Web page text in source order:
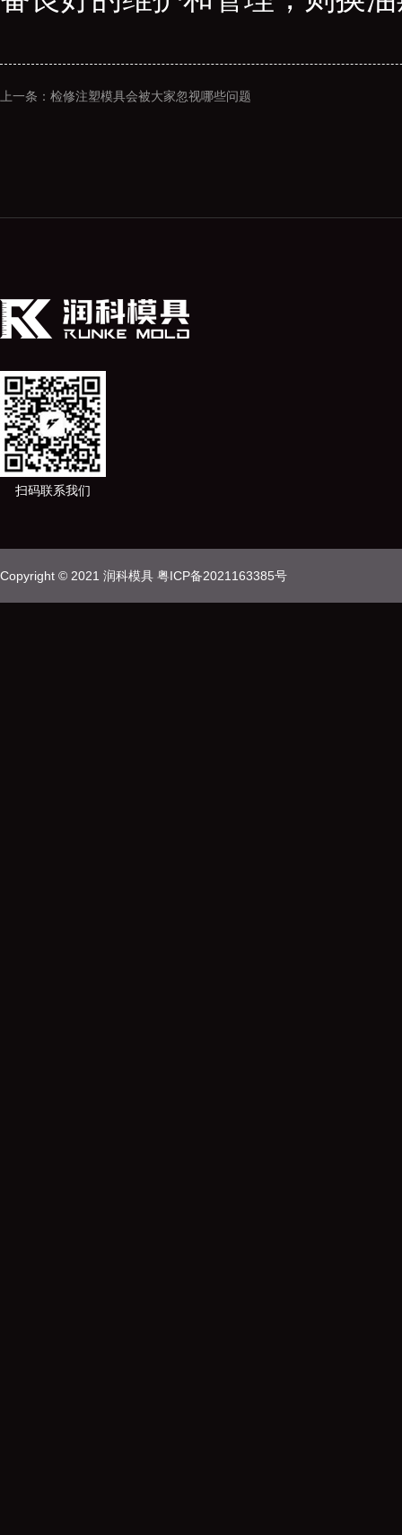
上一条：检修注塑模具会被大家忽视哪些问题
扫码联系我们
Copyright © 2021 润科模具 粤ICP备2021163385号